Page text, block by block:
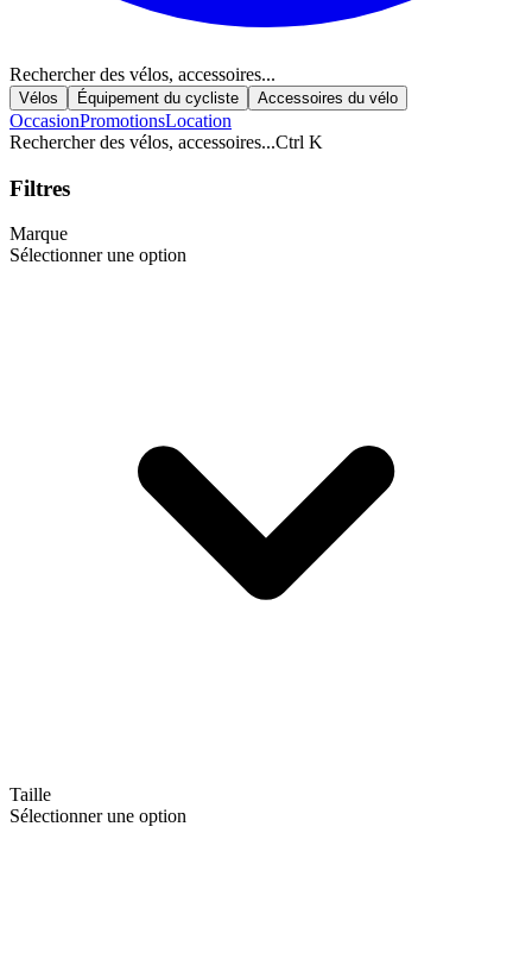
Rechercher des vélos, accessoires...
Vélos Équipement du cycliste Accessoires du vélo
OccasionPromotionsLocation
Rechercher des vélos, accessoires...Ctrl K
Filtres
Marque
Sélectionner une option
Taille
Sélectionner une option